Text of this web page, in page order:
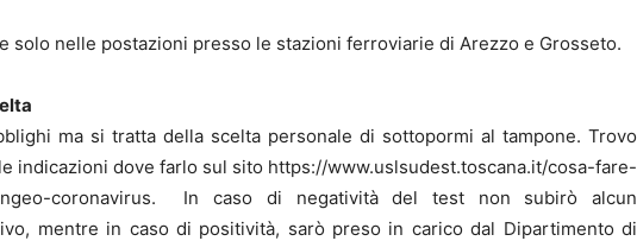
solo nelle postazioni presso le stazioni ferroviarie di Arezzo e Grosseto.
ma si tratta della scelta personale di sottopormi al tampone. Trovo
indicazioni dove farlo sul sito https://www.uslsudest.toscana.it/cosa-fare-
coronavirus. In caso di negatività del test non subirò alcun
mentre in caso di positività, sarò preso in carico dal Dipartimento di